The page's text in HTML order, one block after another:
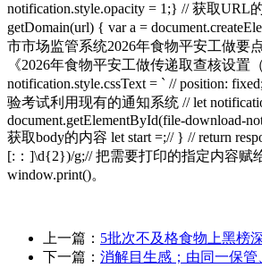
notification.style.opacity = 1;} // 获取URL
getDomain(url) { var a =
市市场监管系统2026年食物平安工做要
《2026年食物平安工做传递取查核设置
notification.style.cssText = ` // position:
验考试利用现有的通知系统 // let
document.getElementById(file-download-
获取body的内容 let start =;// } // return
[:：]\d{2})/g;// 把需要打印的指定内容赋
window.print()。
上一篇： 5批次不及格食物上黑榜
下一篇： 消解目生感；由同一保管